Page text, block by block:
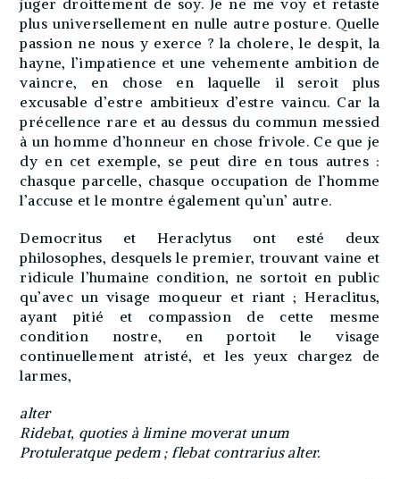
plus universellement en nulle autre posture. Quelle
passion ne nous y exerce ? la cholere, le despit, la
hayne, l’impatience et une vehemente ambition de
vaincre, en chose en laquelle il seroit plus
excusable d’estre ambitieux d’estre vaincu. Car la
précellence rare et au dessus du commun messied
à un homme d’honneur en chose frivole. Ce que je
dy en cet exemple, se peut dire en tous autres :
chasque parcelle, chasque occupation de l’homme
l’accuse et le montre également qu’un’ autre.
Democritus et Heraclytus ont esté deux
philosophes, desquels le premier, trouvant vaine et
ridicule l’humaine condition, ne sortoit en public
qu’avec un visage moqueur et riant ; Heraclitus,
ayant pitié et compassion de cette mesme
condition nostre, en portoit le visage
continuellement atristé, et les yeux chargez de
larmes,
alter
Ridebat, quoties à limine moverat unum
Protuleratque pedem ; flebat contrarius alter.